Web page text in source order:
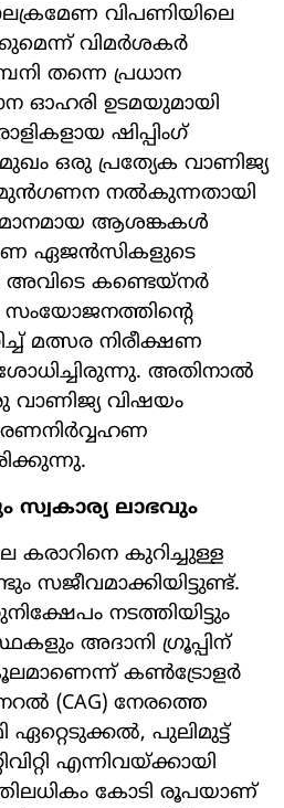
വിപണിയിലെ
വിമർശകർ
തന്നെ പ്രധാന
ഓഹരി ഉടമയുമായി
ഷിപ്പിംഗ്
ഒരു പ്രത്യേക വാണിജ്യ
മുൻഗണന നൽകുന്നതായി
ആശങ്കകൾ
ഏജൻസികളുടെ
അവിടെ കണ്ടെയ്നർ
സംയോജനത്തിന്റെ
മത്സര നിരീക്ഷണ
അതിനാൽ
വാണിജ്യ വിഷയം
ലാഭവും
കരാറിനെ കുറിച്ചുള്ള
സജീവമാക്കിയിട്ടുണ്ട്.
നടത്തിയിട്ടും
അദാനി ഗ്രൂപ്പിന്
കൺട്രോളർ
(CAG) നേരത്തെ
ഏറ്റെടുക്കൽ, പുലിമുട്ട്
എന്നിവയ്ക്കായി
കോടി രൂപയാണ്